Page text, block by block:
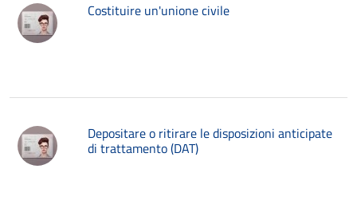
Costituire un'unione civile
Depositare o ritirare le disposizioni anticipate
di trattamento (DAT)